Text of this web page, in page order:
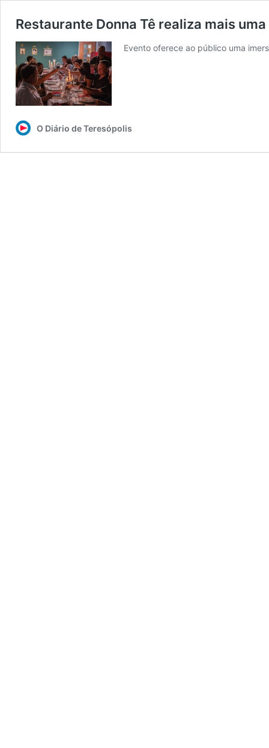
Restaurante Donna Tê realiza mais
Evento oferece ao público uma
O Diário de Teresópolis